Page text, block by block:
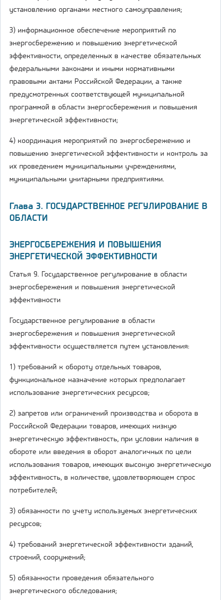
установлению органами местного самоуправления;
3) информационное обеспечение мероприятий по
энергосбережению и повышению энергетической
эффективности, определенных в качестве обязательных
федеральными законами и иными нормативными
правовыми актами Российской Федерации, а также
предусмотренных соответствующей муниципальной
программой в области энергосбережения и повышения
энергетической эффективности;
4) координация мероприятий по энергосбережению и
повышению энергетической эффективности и контроль за
их проведением муниципальными учреждениями,
муниципальными унитарными предприятиями.
Глава 3. ГОСУДАРСТВЕННОЕ РЕГУЛИРОВАНИЕ В
ОБЛАСТИ
ЭНЕРГОСБЕРЕЖЕНИЯ И ПОВЫШЕНИЯ
ЭНЕРГЕТИЧЕСКОЙ ЭФФЕКТИВНОСТИ
Статья 9. Государственное регулирование в области
энергосбережения и повышения энергетической
эффективности
Государственное регулирование в области
энергосбережения и повышения энергетической
эффективности осуществляется путем установления:
1) требований к обороту отдельных товаров,
функциональное назначение которых предполагает
использование энергетических ресурсов;
2) запретов или ограничений производства и оборота в
Российской Федерации товаров, имеющих низкую
энергетическую эффективность, при условии наличия в
обороте или введения в оборот аналогичных по цели
использования товаров, имеющих высокую энергетическую
эффективность, в количестве, удовлетворяющем спрос
потребителей;
3) обязанности по учету используемых энергетических
ресурсов;
4) требований энергетической эффективности зданий,
строений, сооружений;
5) обязанности проведения обязательного
энергетического обследования;